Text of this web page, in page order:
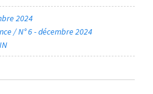
2024
/ N° 6 - décembre 2024